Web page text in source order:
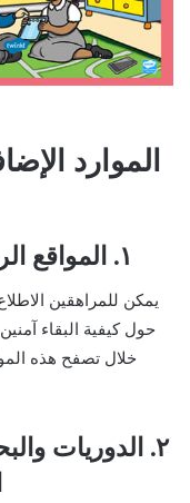
الموارد
١. المواقع الرسمية للتوعية بأمان الإنترنت
يمكن للمراهقين
حول كيفية البقاء
خلال تصفح هذه
٢. الدوريات